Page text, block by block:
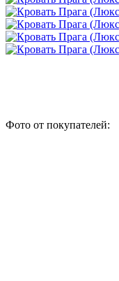
Фото от покупателей: